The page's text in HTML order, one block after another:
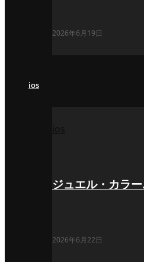
2026年6月19日
ios
ジュエル・カラ
2026年6月22日